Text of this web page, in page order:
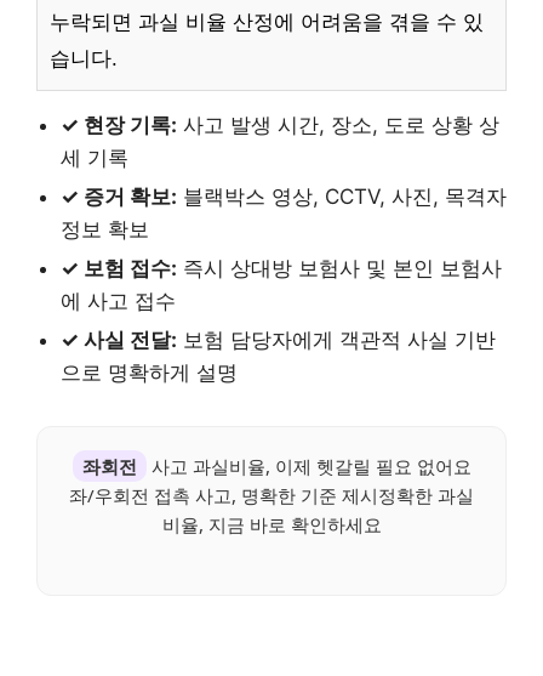
누락되면 과실 비율 산정에 어려움을 겪을 수 있
습니다.
✓ 현장 기록: 사고 발생 시간, 장소, 도로 상황 상
세 기록
✓ 증거 확보: 블랙박스 영상, CCTV, 사진, 목격자
정보 확보
✓ 보험 접수: 즉시 상대방 보험사 및 본인 보험사
에 사고 접수
✓ 사실 전달: 보험 담당자에게 객관적 사실 기반
으로 명확하게 설명
좌회전
사고 과실비율, 이제 헷갈릴 필요 없어요
좌/우회전 접촉 사고, 명확한 기준 제시정확한 과실
비율, 지금 바로 확인하세요